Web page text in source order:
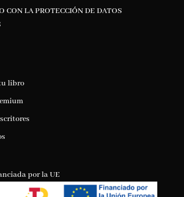
CON LA PROTECCIÓN DE DATOS
libro
por la UE